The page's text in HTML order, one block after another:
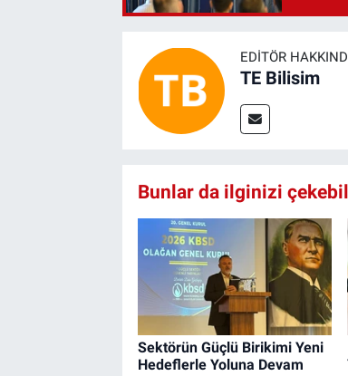
EDITÖR
TE Bilisim
Bunlar da ilginizi
Sektörün Güçlü Birikimi Yeni
Hedeflerle Yoluna Devam